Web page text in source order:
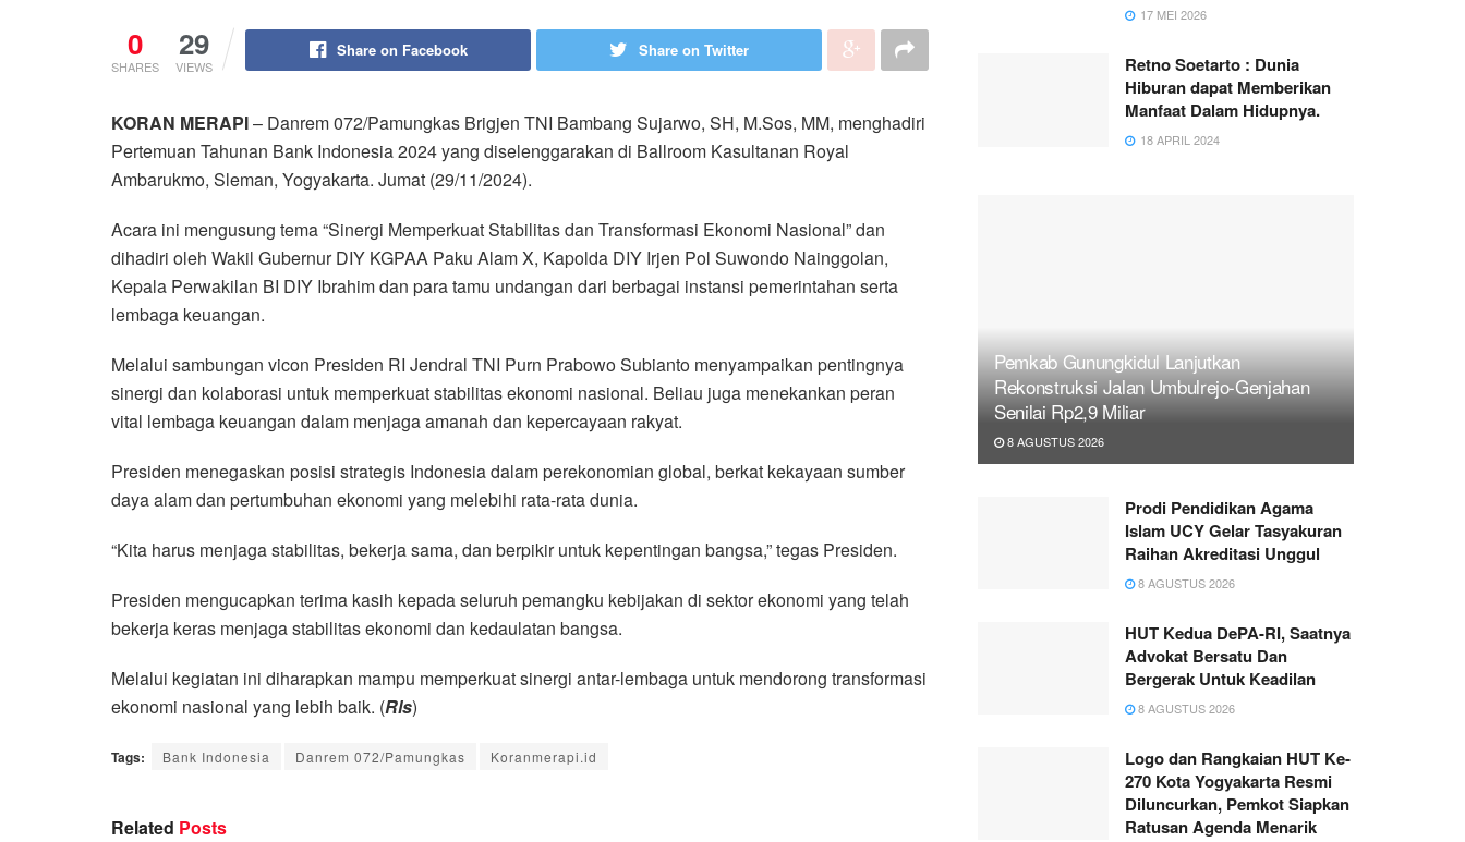
0
SHARES
29
VIEWS
Share on Facebook Share on Twitter
KORAN MERAPI– Danrem 072/Pamungkas Brigjen TNI Bambang Sujarwo, SH, M.Sos, MM, menghadiri
Pertemuan Tahunan Bank Indonesia 2024 yang diselenggarakan di Ballroom Kasultanan Royal
Ambarukmo, Sleman, Yogyakarta. Jumat (29/11/2024).
Acara ini mengusung tema “Sinergi Memperkuat Stabilitas dan Transformasi Ekonomi Nasional” dan
dihadiri oleh Wakil Gubernur DIY KGPAA Paku Alam X, Kapolda DIY Irjen Pol Suwondo Nainggolan,
Kepala Perwakilan BI DIY Ibrahim dan para tamu undangan dari berbagai instansi pemerintahan serta
lembaga keuangan.
Melalui sambungan vicon Presiden RI Jendral TNI Purn Prabowo Subianto menyampaikan pentingnya
sinergi dan kolaborasi untuk memperkuat stabilitas ekonomi nasional. Beliau juga menekankan peran
vital lembaga keuangan dalam menjaga amanah dan kepercayaan rakyat.
Presiden menegaskan posisi strategis Indonesia dalam perekonomian global, berkat kekayaan sumber
daya alam dan pertumbuhan ekonomi yang melebihi rata-rata dunia.
“Kita harus menjaga stabilitas, bekerja sama, dan berpikir untuk kepentingan bangsa,” tegas Presiden.
Presiden mengucapkan terima kasih kepada seluruh pemangku kebijakan di sektor ekonomi yang telah
bekerja keras menjaga stabilitas ekonomi dan kedaulatan bangsa.
Melalui kegiatan ini diharapkan mampu memperkuat sinergi antar-lembaga untuk mendorong transformasi
ekonomi nasional yang lebih baik. (Rls)
Tags: Bank Indonesia Danrem 072/Pamungkas Koranmerapi.id
Related Posts
17 MEI 2026
Retno Soetarto : Dunia
Hiburan dapat Memberikan
Manfaat Dalam Hidupnya.
18 APRIL 2024
Pemkab Gunungkidul Lanjutkan
Rekonstruksi Jalan Umbulrejo-Genjahan
Senilai Rp2,9 Miliar
8 AGUSTUS 2026
Prodi Pendidikan Agama
Islam UCY Gelar Tasyakuran
Raihan Akreditasi Unggul
8 AGUSTUS 2026
HUT Kedua DePA-RI, Saatnya
Advokat Bersatu Dan
Bergerak Untuk Keadilan
8 AGUSTUS 2026
Logo dan Rangkaian HUT Ke-
270 Kota Yogyakarta Resmi
Diluncurkan, Pemkot Siapkan
Ratusan Agenda Menarik